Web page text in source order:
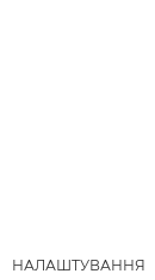
НАЛАШТУВАННЯ